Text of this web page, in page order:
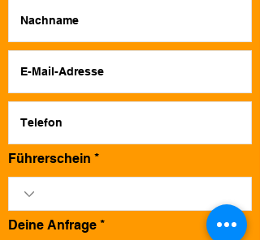
Führerschein
Deine Anfrage